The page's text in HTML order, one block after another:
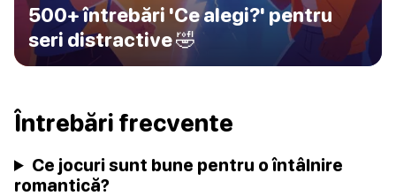
500+ întrebări 'Ce alegi?' pentru
seri distractive 🤣
Întrebări frecvente
Ce jocuri sunt bune pentru o întâlnire
romantică?